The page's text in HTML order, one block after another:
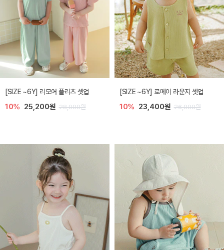
[SIZE ~6Y] 리모어 플리츠 셋업
10% 25,200원 28,000원
[SIZE ~6Y] 로메이 라운지 셋업
10% 23,400원 26,000원